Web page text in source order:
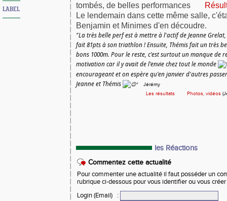
LABEL
tombés, de belles performances
Le lendemain dans cette même salle,
Benjamin et Minimes d'en découdre.
"La très belle perf est à mettre à l'actif de Jeanne
fait 81pts à son triathlon ! Ensuite, Thémis fait un très
bons 1000m. Pour le reste, c'est surtout un manque de
motivation car il y avait de l'envie chez tout le monde
encourageant et on espère qu'en janvier d'autres
Jeanne et Thémis
"
Jérémy
Les résultats
Photos, vidéos
les Réactions
Commentez cette actualité
Pour commenter une actualité il faut posséder un
rubrique ci-dessous pour vous identifier ou vous
Login (Email)
: